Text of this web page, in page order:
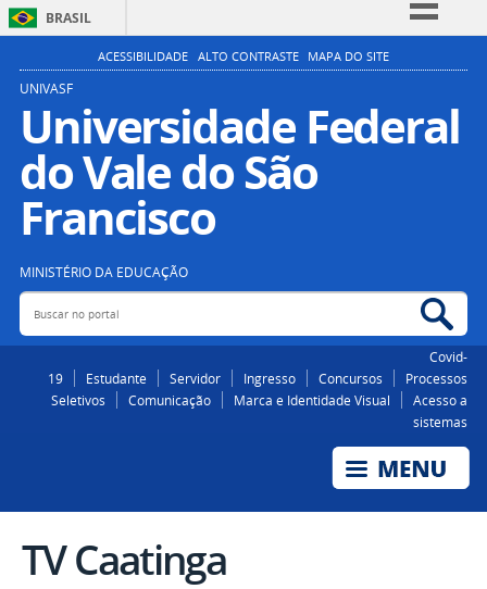
BRASIL
Simplifique!
Participe
Acesso à informação
Legislação
ACESSIBILIDADE ALTO CONTRASTE MAPA DO SITE
UNIVASF
Universidade Federal
do Vale do São
Francisco
MINISTÉRIO DA EDUCAÇÃO
Buscar no portal
Covid-
19
Estudante Servidor Ingresso Concursos
Processos
Seletivos
Comunicação Marca e Identidade Visual
Acesso a
sistemas
TV Caatinga